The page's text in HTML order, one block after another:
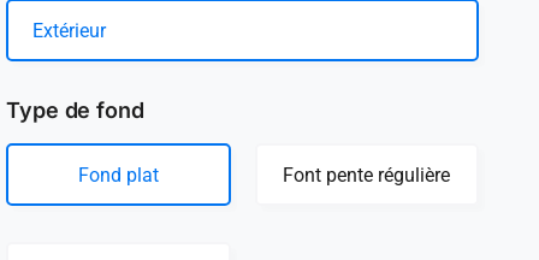
Extérieur
Type de fond
Fond plat Font pente régulière